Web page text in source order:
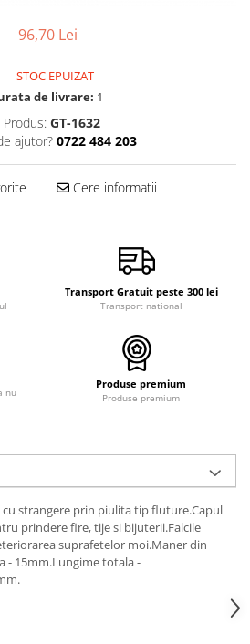
96,70 Lei
STOC EPUIZAT
de livrare: 1
Produs: GT-1632
ajutor? 0722 484 203
Cere informatii
Transport Gratuit peste 300 lei
Transport national
nu
Produse premium
Produse premium
strangere prin piulita tip fluture.Capul
prindere fire, tije si bijuterii.Falcile
suprafetelor moi.Maner din
- 15mm.Lungime totala -